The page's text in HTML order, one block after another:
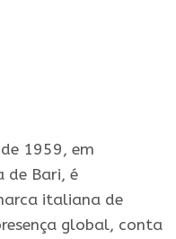
1959, em
de Bari, é
italiana de
global, conta